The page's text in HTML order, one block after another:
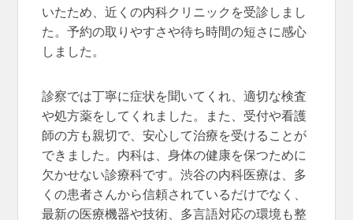
いたため、近くの内科クリニックを受診しまし
た。予約の取りやすさや待ち時間の短さに感心
しました。
診察では丁寧に症状を聞いてくれ、適切な検査
や処方薬をしてくれました。また、受付や看護
師の方も親切で、安心して治療を受けることが
できました。内科は、身体の健康を保つために
欠かせない診療科です。渋谷の内科医療は、多
くの患者さんから信頼されているだけでなく、
最新の医療機器や技術、多言語対応の環境も整